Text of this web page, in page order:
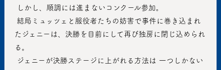
しかし、順調には進まないコンクール参加。
たジェニーは、決勝を目前にして再び独房に閉じ込められ
る。